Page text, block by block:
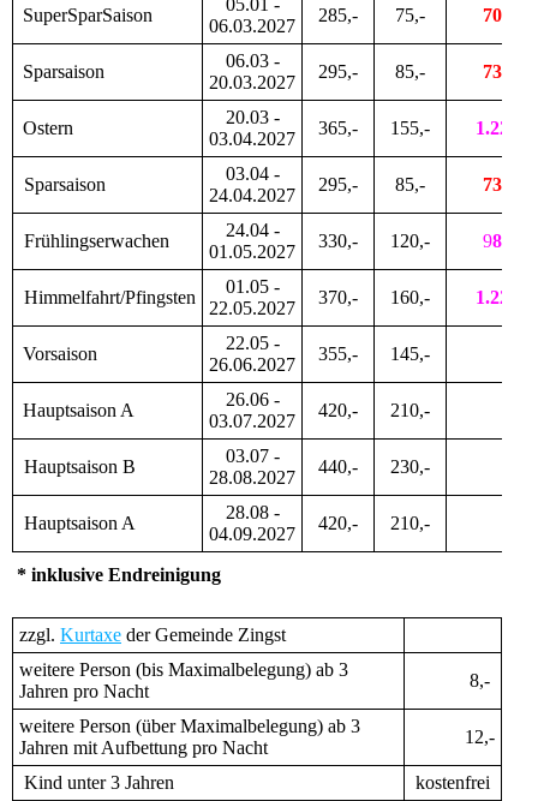
SuperSparSaison
05.01 -
06.03.2027
285,- 75,- 700,-
Sparsaison
06.03 -
20.03.2027
295,- 85,- 735,-
Ostern
20.03 -
03.04.2027
365,- 155,- 1.225,-
Sparsaison
03.04 -
24.04.2027
295,- 85,- 735,-
Frühlingserwachen
24.04 -
01.05.2027
330,- 120,- 980,-
Himmelfahrt/Pfingsten
01.05 -
22.05.2027
370,- 160,- 1.225,-
Vorsaison
22.05 -
26.06.2027
355,- 145,-
Hauptsaison A
26.06 -
03.07.2027
420,- 210,-
Hauptsaison B
03.07 -
28.08.2027
440,- 230,-
Hauptsaison A
28.08 -
04.09.2027
420,- 210,-
* inklusive Endreinigung
zzgl. Kurtaxe der Gemeinde Zingst
weitere Person (bis Maximalbelegung) ab 3
Jahren pro Nacht
8,-
weitere Person (über Maximalbelegung) ab 3
Jahren mit Aufbettung pro Nacht
12,-
Kind unter 3 Jahren
kostenfrei